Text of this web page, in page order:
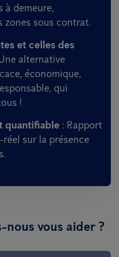
à demeure,
zones sous contrat.
et celles des
alternative
économique,
qui
!
quantifiable : Rapport
sur la présence
nous vous aider ?